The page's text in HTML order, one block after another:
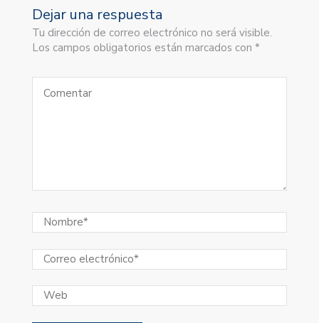
Dejar una respuesta
Tu dirección de correo electrónico no será visible.
Los campos obligatorios están marcados con *